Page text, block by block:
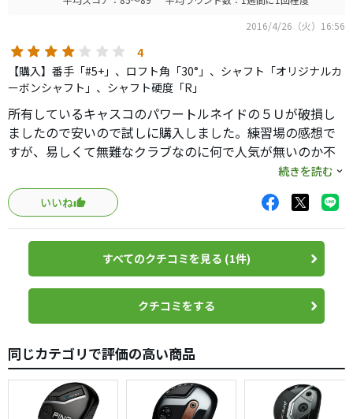
2016/4/26（火）16:56
4
【購入】番手「#5+」、ロフト角「30°」、シャフト「オリジナルカ
ーボンシャフト」、シャフト硬度「R」
所有しているキャスコのパワートルネイドの５Ｕが破損し
ましたので安いので試しに購入しました。練習場の感想で
すが、易しくて無難なクラブなのに何で人気が無いのか不
思議です。（本クラブのレビューを色々と探してもほとん
どありません。私は価格につられて購入しました。）ゴル
友で使用している人はいませんので、コースで使いました
ら又、詳しくレビューします。
続きを読む
いいね
すべてのクチコミを見る (1件)
クチコミをする
同じカテゴリで評価の高い商品